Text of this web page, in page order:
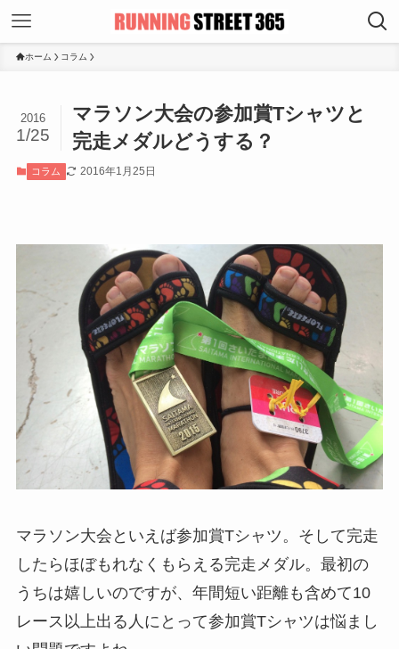
ホーム コラム
マラソン大会の参加賞Tシャツと
完走メダルどうする？
2016
1/25
コラム 2016年1月25日
マラソン大会といえば参加賞Tシャツ。そして完走
したらほぼもれなくもらえる完走メダル。最初の
うちは嬉しいのですが、年間短い距離も含めて10
レース以上出る人にとって参加賞Tシャツは悩まし